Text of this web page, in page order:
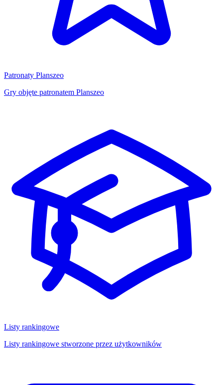
Patronaty Planszeo
Gry objęte patronatem Planszeo
Listy rankingowe
Listy rankingowe stworzone przez użytkowników